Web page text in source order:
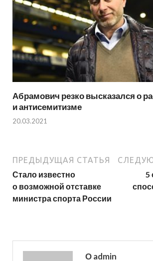
Абрамович резко высказался о
и антисемитизме
20.03.2021
ПРЕДЫДУЩАЯ СТАТЬЯ
Стало известно
о возможной отставке
министра спорта России
5
О admin